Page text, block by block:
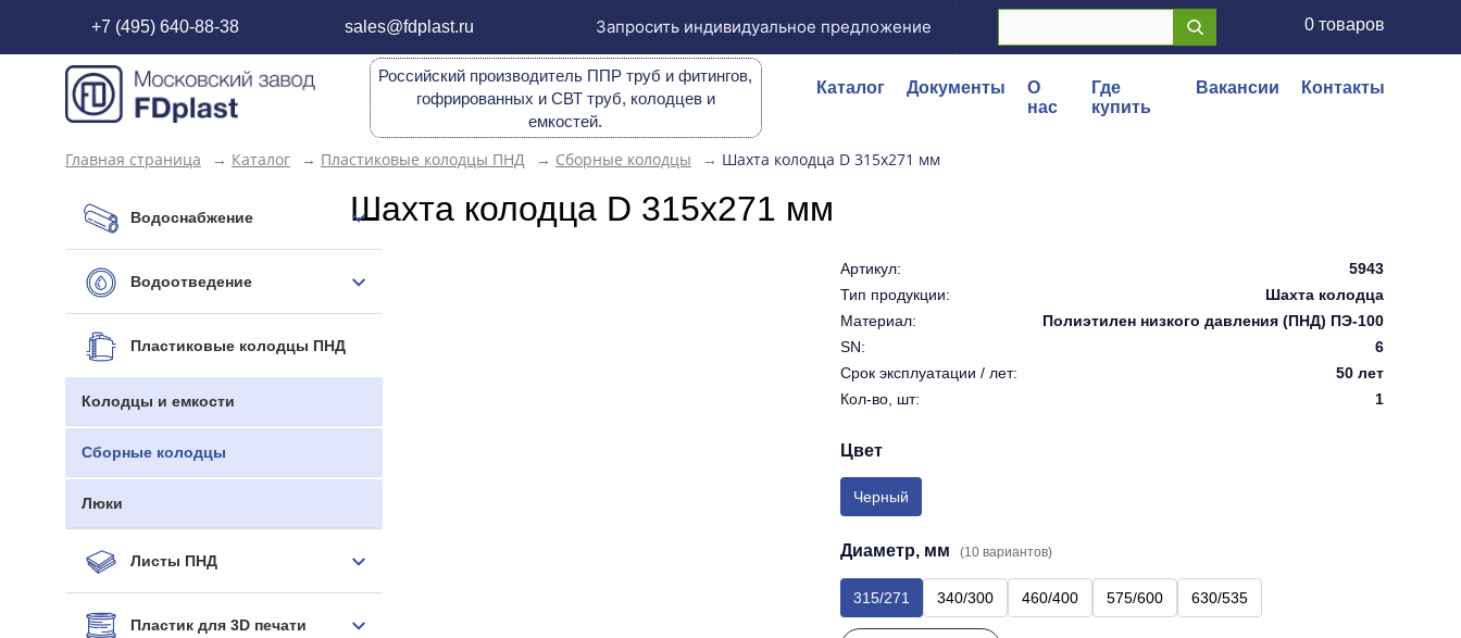
+7 (495) 640-88-38 sales@fdplast.ru Запросить индивидуальное предложение 0 товаров
Российский производитель ППР труб и фитингов,
гофрированных и СВТ труб, колодцев и
емкостей.
Каталог Документы
О
нас
Где
купить
Вакансии Контакты
Главная страница → Каталог → Пластиковые колодцы ПНД → Сборные колодцы → Шахта колодца D 315х271 мм
Водоснабжение
Водоотведение
Пластиковые колодцы ПНД
Колодцы и емкости
Сборные колодцы
Люки
Листы ПНД
Пластик для 3D печати
Шахта колодца D 315х271 мм
Артикул:
5943
Тип продукции:
Шахта колодца
Материал:
Полиэтилен низкого давления (ПНД) ПЭ-100
SN:
6
Срок эксплуатации / лет:
50 лет
Кол-во, шт:
1
Цвет
Черный
Диаметр, мм (10 вариантов)
315/271 340/300 460/400 575/600 630/535